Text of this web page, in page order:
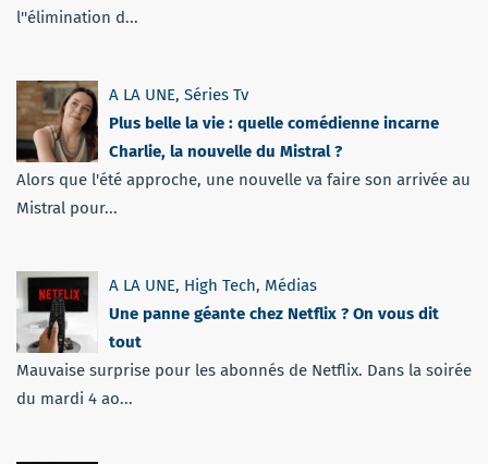
l''élimination d...
A LA UNE, Séries Tv
Plus belle la vie : quelle comédienne incarne
Charlie, la nouvelle du Mistral ?
Alors que l'été approche, une nouvelle va faire son arrivée au
Mistral pour...
A LA UNE, High Tech, Médias
Une panne géante chez Netflix ? On vous dit
tout
Mauvaise surprise pour les abonnés de Netflix. Dans la soirée
du mardi 4 ao...